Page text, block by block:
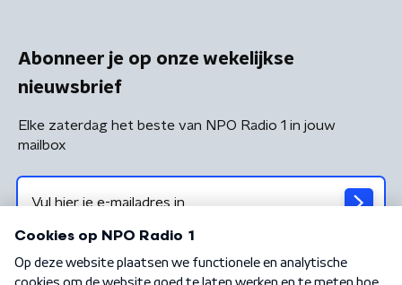
Abonneer je op onze wekelijkse
nieuwsbrief
Elke zaterdag het beste van NPO Radio 1 in jouw
mailbox